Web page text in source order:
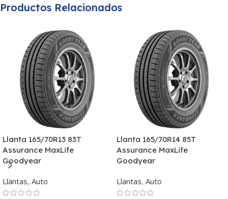
Productos Relacionados
Llanta 165/70R13 83T
Assurance MaxLife
Goodyear
Llantas, Auto
Llanta 165/70R14 85T
Assurance MaxLife
Goodyear
Llantas, Auto